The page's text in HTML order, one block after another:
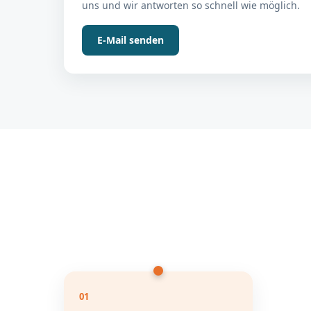
uns und wir antworten so schnell wie möglich.
E-Mail senden
01